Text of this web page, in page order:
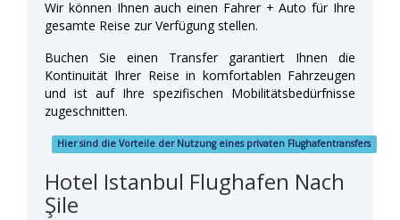
Wir können Ihnen auch einen Fahrer + Auto für Ihre
gesamte Reise zur Verfügung stellen.
Buchen Sie einen Transfer garantiert Ihnen die
Kontinuität Ihrer Reise in komfortablen Fahrzeugen
und ist auf Ihre spezifischen Mobilitätsbedürfnisse
zugeschnitten.
Hier sind die Vorteile der Nutzung eines privaten Flughafentransfers
Hotel Istanbul Flughafen Nach
Şile